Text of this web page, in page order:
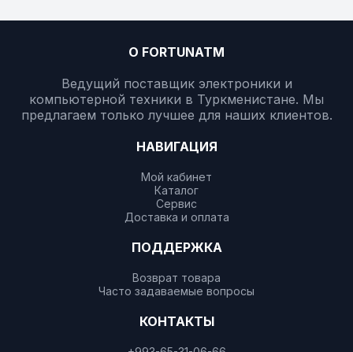
О FORTUNATM
Ведущий поставщик электроники и
компьютерной техники в Туркменистане. Мы
предлагаем только лучшее для наших клиентов.
НАВИГАЦИЯ
Мой кабинет
Каталог
Сервис
Доставка и оплата
ПОДДЕРЖКА
Возврат товара
Часто задаваемые вопросы
КОНТАКТЫ